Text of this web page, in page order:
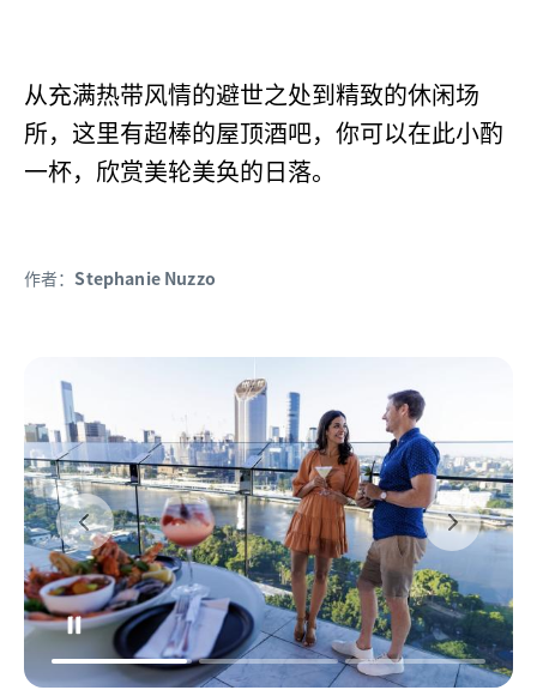
从充满热带风情的避世之处到精致的休闲场
所，这里有超棒的屋顶酒吧，你可以在此小酌
一杯，欣赏美轮美奂的日落。
作者：Stephanie Nuzzo